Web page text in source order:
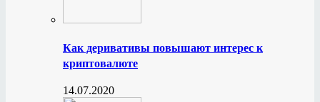
Как деривативы повышают интерес к
криптовалюте
14.07.2020